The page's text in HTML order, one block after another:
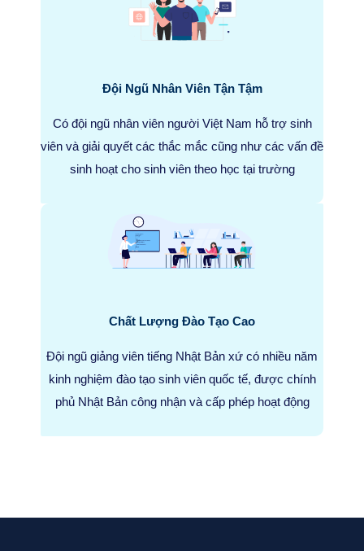
Đội Ngũ Nhân Viên Tận Tậm
Có đội ngũ nhân viên người Việt Nam hỗ trợ sinh
viên và giải quyết các thắc mắc cũng như các vấn đề
sinh hoạt cho sinh viên theo học tại trường
Chất Lượng Đào Tạo Cao
Đội ngũ giảng viên tiếng Nhật Bản xứ có nhiều năm
kinh nghiệm đào tạo sinh viên quốc tế, được chính
phủ Nhật Bản công nhận và cấp phép hoạt động